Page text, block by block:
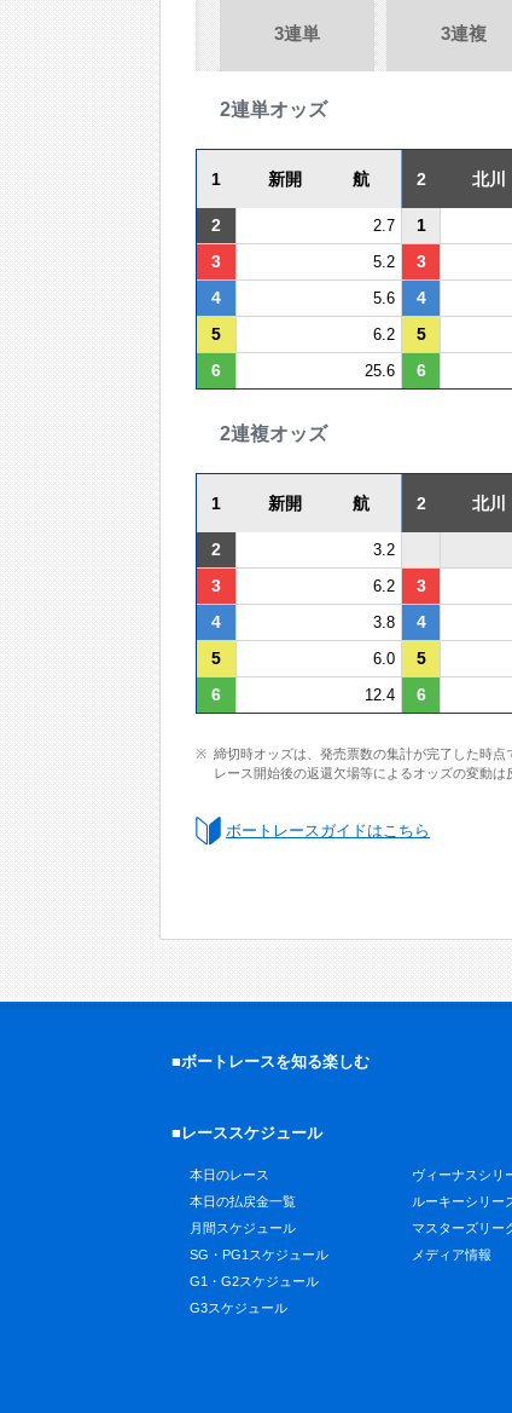
3連単 3連複
2連単オッズ
1 新開 航 2 北
2 2.7 1
3 5.2 3
4 5.6 4
5 6.2 5
6 25.6 6
2連複オッズ
1 新開 航 2 北
2 3.2
3 6.2 3
4 3.8 4
5 6.0 5
6 12.4 6
締切時オッズは、発売票数の集計が完了した時点
レース開始後の返還欠場等によるオッズの変動は
ボートレースガイドはこちら
■ボートレースを知る楽しむ
■レーススケジュール
本日のレース
本日の払戻金一覧
月間スケジュール
SG・PG1スケジュール
G1・G2スケジュール
G3スケジュール
ヴィーナスシリ
ルーキーシリー
マスターズリー
メディア情報